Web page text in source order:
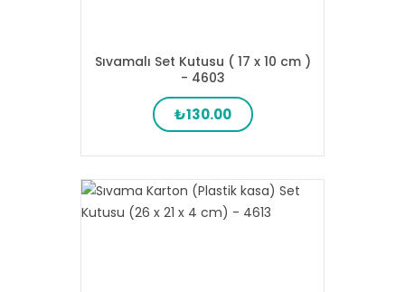
Sıvamalı Set Kutusu ( 17 x 10 cm )
- 4603
₺130.00